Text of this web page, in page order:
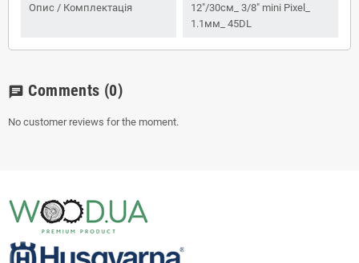
Опис / Комплектація
12"/30см_ 3/8" mini Pixel_
1.1мм_ 45DL
chat Comments (0)
No customer reviews for the moment.